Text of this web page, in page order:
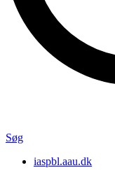
Søg
iaspbl.aau.dk